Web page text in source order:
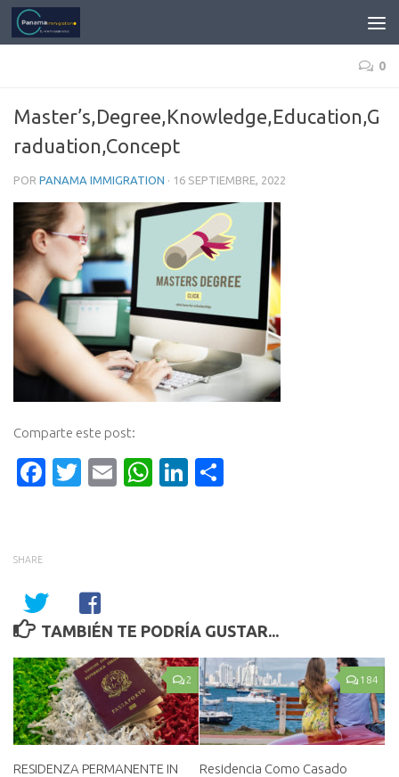
0
Master’s,Degree,Knowledge,Education,G
raduation,Concept
POR PANAMA IMMIGRATION · 16 SEPTIEMBRE, 2022
Comparte este post:
Facebook
Twitter
EmailWhatsApp
LinkedIn
SHARE
TAMBIÉN TE PODRÍA GUSTAR...
2
RESIDENZA PERMANENTE IN
184
Residencia Como Casado